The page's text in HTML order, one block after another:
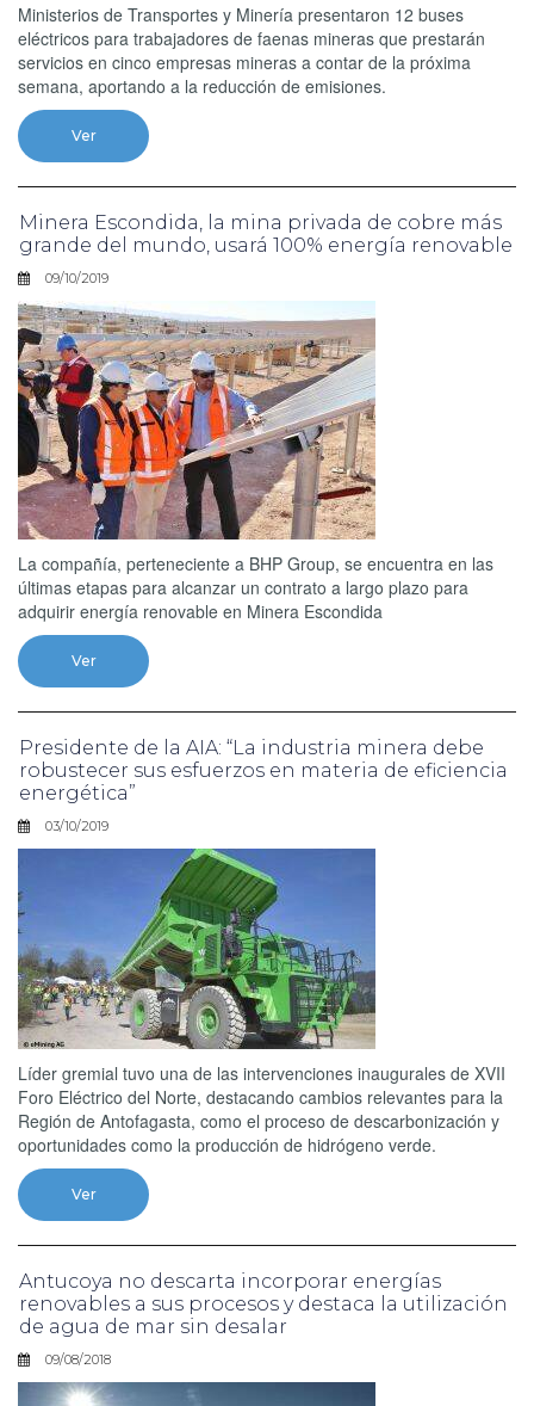
Ministerios de Transportes y Minería presentaron 12 buses
eléctricos para trabajadores de faenas mineras que prestarán
servicios en cinco empresas mineras a contar de la próxima
semana, aportando a la reducción de emisiones.
Ver
Minera Escondida, la mina privada de cobre más
grande del mundo, usará 100% energía renovable
09/10/2019
La compañía, perteneciente a BHP Group, se encuentra en las
últimas etapas para alcanzar un contrato a largo plazo para
adquirir energía renovable en Minera Escondida
Ver
Presidente de la AIA: “La industria minera debe
robustecer sus esfuerzos en materia de eficiencia
energética”
03/10/2019
Líder gremial tuvo una de las intervenciones inaugurales de XVII
Foro Eléctrico del Norte, destacando cambios relevantes para la
Región de Antofagasta, como el proceso de descarbonización y
oportunidades como la producción de hidrógeno verde.
Ver
Antucoya no descarta incorporar energías
renovables a sus procesos y destaca la utilización
de agua de mar sin desalar
09/08/2018